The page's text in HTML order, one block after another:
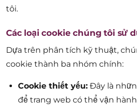
tôi.
Các loại cookie chúng tôi sử
Dựa trên phân tích kỹ thuật,
cookie thành ba nhóm chính:
Cookie thiết yếu: Đây là
để trang web có thể vận